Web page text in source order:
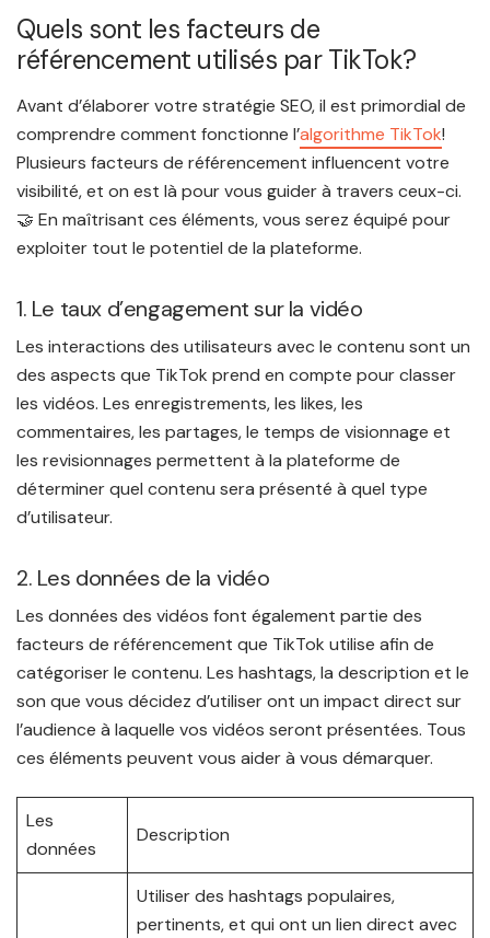
Quels sont les facteurs de
référencement utilisés par TikTok?
Avant d’élaborer votre stratégie SEO, il est primordial de
comprendre comment fonctionne l’algorithme TikTok!
Plusieurs facteurs de référencement influencent votre
visibilité, et on est là pour vous guider à travers ceux-ci.
🤝 En maîtrisant ces éléments, vous serez équipé pour
exploiter tout le potentiel de la plateforme.
1. Le taux d’engagement sur la vidéo
Les interactions des utilisateurs avec le contenu sont un
des aspects que TikTok prend en compte pour classer
les vidéos. Les enregistrements, les likes, les
commentaires, les partages, le temps de visionnage et
les revisionnages permettent à la plateforme de
déterminer quel contenu sera présenté à quel type
d’utilisateur.
2. Les données de la vidéo
Les données des vidéos font également partie des
facteurs de référencement que TikTok utilise afin de
catégoriser le contenu. Les hashtags, la description et le
son que vous décidez d’utiliser ont un impact direct sur
l’audience à laquelle vos vidéos seront présentées. Tous
ces éléments peuvent vous aider à vous démarquer.
Les
données
Description
Utiliser des hashtags populaires,
pertinents, et qui ont un lien direct avec